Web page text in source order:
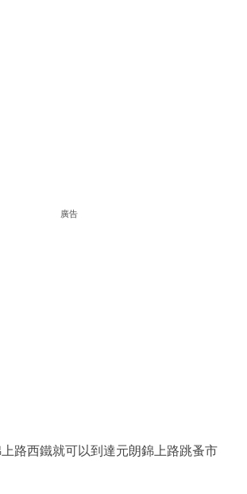
廣告
路西鐵就可以到達元朗錦上路跳蚤市